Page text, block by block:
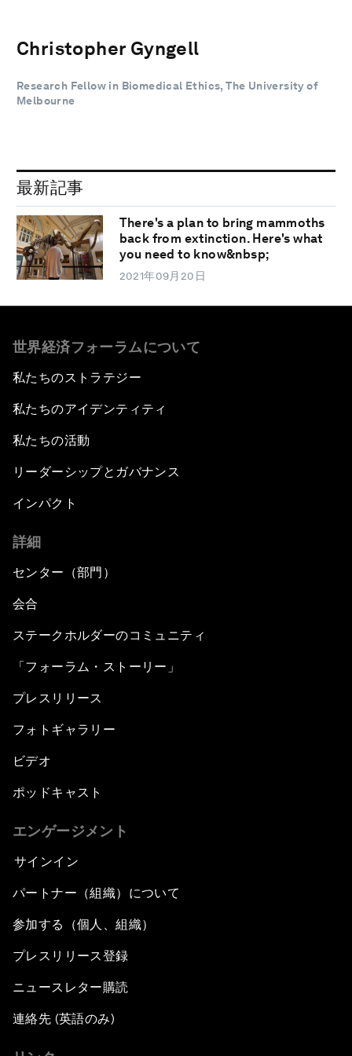
Christopher Gyngell
Research Fellow in Biomedical Ethics, The University of
Melbourne
最新記事
There's a plan to bring mammoths
back from extinction. Here's what
you need to know&nbsp;
2021年09月20日
世界経済フォーラムについて
私たちのストラテジー
私たちのアイデンティティ
私たちの活動
リーダーシップとガバナンス
インパクト
詳細
センター（部門）
会合
ステークホルダーのコミュニティ
「フォーラム・ストーリー」
プレスリリース
フォトギャラリー
ビデオ
ポッドキャスト
エンゲージメント
サインイン
パートナー（組織）について
参加する（個人、組織）
プレスリリース登録
ニュースレター購読
連絡先 (英語のみ)